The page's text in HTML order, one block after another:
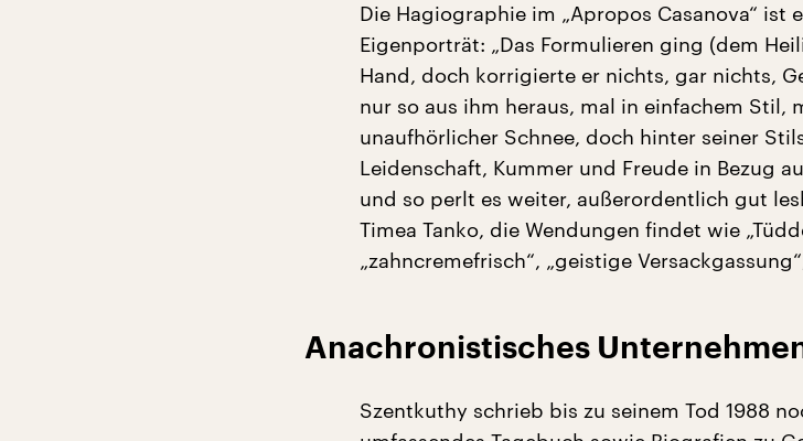
Die Hagiographie im „Apropos Casanova“ ist
Eigenporträt: „Das Formulieren ging (dem
Hand, doch korrigierte er nichts, gar nichts,
nur so aus ihm heraus, mal in einfachem Stil,
unaufhörlicher Schnee, doch hinter seiner
Leidenschaft, Kummer und Freude in Bezug
und so perlt es weiter, außerordentlich gut
Timea Tanko, die Wendungen findet wie
„zahncremefrisch“, „geistige
Anachronistisches
Szentkuthy schrieb bis zu seinem Tod 1988